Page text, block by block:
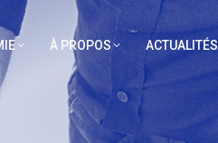
À PROPOS ACTUALITÉS